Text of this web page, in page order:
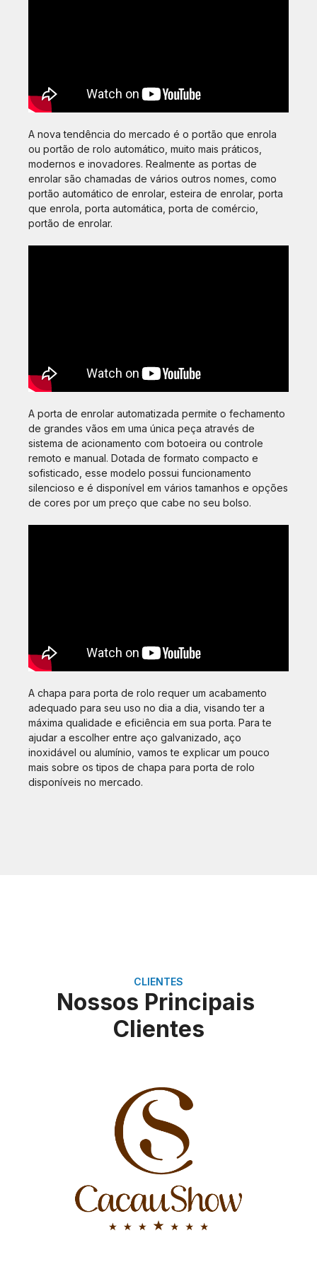
A nova tendência do mercado é o portão que enrola
ou portão de rolo automático, muito mais práticos,
modernos e inovadores. Realmente as portas de
enrolar são chamadas de vários outros nomes, como
portão automático de enrolar, esteira de enrolar, porta
que enrola, porta automática, porta de comércio,
portão de enrolar.
A porta de enrolar automatizada permite o fechamento
de grandes vãos em uma única peça através de
sistema de acionamento com botoeira ou controle
remoto e manual. Dotada de formato compacto e
sofisticado, esse modelo possui funcionamento
silencioso e é disponível em vários tamanhos e opções
de cores por um preço que cabe no seu bolso.
A chapa para porta de rolo requer um acabamento
adequado para seu uso no dia a dia, visando ter a
máxima qualidade e eficiência em sua porta. Para te
ajudar a escolher entre aço galvanizado, aço
inoxidável ou alumínio, vamos te explicar um pouco
mais sobre os tipos de chapa para porta de rolo
disponíveis no mercado.
CLIENTES
Nossos Principais
Clientes